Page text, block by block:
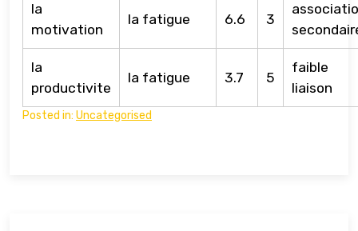
la
motivation
la fatigue 6.6 3
la
productivite
la fatigue 3.7 5
faible
liaison
Posted in: Uncategorised